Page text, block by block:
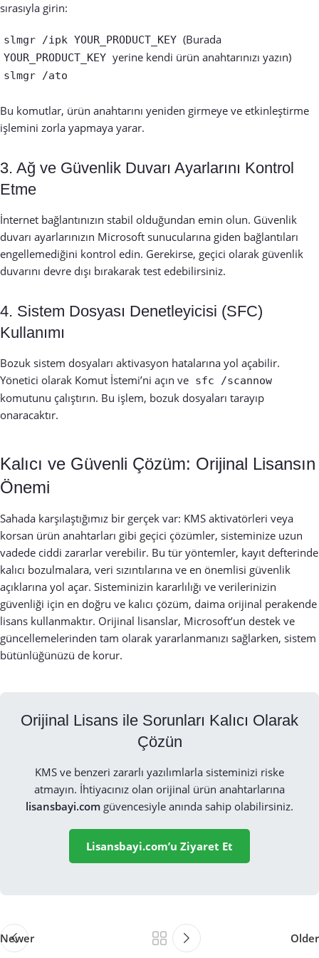
sırasıyla girin:
slmgr /ipk YOUR_PRODUCT_KEY (Burada
YOUR_PRODUCT_KEY yerine kendi ürün anahtarınızı yazın)
slmgr /ato
Bu komutlar, ürün anahtarını yeniden girmeye ve etkinleştirme
işlemini zorla yapmaya yarar.
3. Ağ ve Güvenlik Duvarı Ayarlarını Kontrol
Etme
İnternet bağlantınızın stabil olduğundan emin olun. Güvenlik
duvarı ayarlarınızın Microsoft sunucularına giden bağlantıları
engellemediğini kontrol edin. Gerekirse, geçici olarak güvenlik
duvarını devre dışı bırakarak test edebilirsiniz.
4. Sistem Dosyası Denetleyicisi (SFC)
Kullanımı
Bozuk sistem dosyaları aktivasyon hatalarına yol açabilir.
Yönetici olarak Komut İstemi’ni açın ve sfc /scannow
komutunu çalıştırın. Bu işlem, bozuk dosyaları tarayıp
onaracaktır.
Kalıcı ve Güvenli Çözüm: Orijinal Lisansın
Önemi
Sahada karşılaştığımız bir gerçek var: KMS aktivatörleri veya
korsan ürün anahtarları gibi geçici çözümler, sisteminize uzun
vadede ciddi zararlar verebilir. Bu tür yöntemler, kayıt defterinde
kalıcı bozulmalara, veri sızıntılarına ve en önemlisi güvenlik
açıklarına yol açar. Sisteminizin kararlılığı ve verilerinizin
güvenliği için en doğru ve kalıcı çözüm, daima orijinal perakende
lisans kullanmaktır. Orijinal lisanslar, Microsoft’un destek ve
güncellemelerinden tam olarak yararlanmanızı sağlarken, sistem
bütünlüğünüzü de korur.
Orijinal Lisans ile Sorunları Kalıcı Olarak
Çözün
KMS ve benzeri zararlı yazılımlarla sisteminizi riske
atmayın. İhtiyacınız olan orijinal ürün anahtarlarına
lisansbayi.com güvencesiyle anında sahip olabilirsiniz.
Lisansbayi.com’u Ziyaret Et
Newer Older